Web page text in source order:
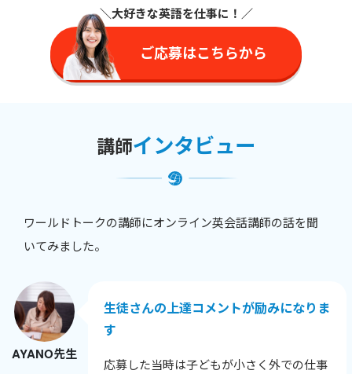
＼大好きな英語を仕事に ！／
ご応募はこちらから
講師インタビュー
ワールドトークの講師にオンライン英会話講師の話を聞
いてみました。
AYANO先生
生徒さんの上達コメントが励みになりま
す
応募した当時は子どもが小さく外での仕事